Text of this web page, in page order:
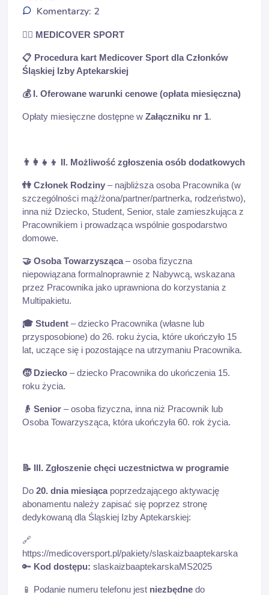
Komentarzy: 2
🏋️‍♂️ MEDICOVER SPORT
📋 Procedura kart Medicover Sport dla Członków
Śląskiej Izby Aptekarskiej
💰I. Oferowane warunki cenowe (opłata miesięczna)
Opłaty miesięczne dostępne w Załączniku nr 1.
👨‍👩‍👧‍👦 II. Możliwość zgłoszenia osób dodatkowych
👫 Członek Rodziny – najbliższa osoba Pracownika (w
szczególności mąż/żona/partner/partnerka, rodzeństwo),
inna niż Dziecko, Student, Senior, stale zamieszkująca z
Pracownikiem i prowadząca wspólnie gospodarstwo
domowe.
🤝 Osoba Towarzysząca– osoba fizyczna
niepowiązana formalnoprawnie z Nabywcą, wskazana
przez Pracownika jako uprawniona do korzystania z
Multipakietu.
🎓 Student – dziecko Pracownika (własne lub
przysposobione) do 26. roku życia, które ukończyło 15
lat, uczące się i pozostające na utrzymaniu Pracownika.
🧒Dziecko – dziecko Pracownika do ukończenia 15.
roku życia.
👴 Senior – osoba fizyczna, inna niż Pracownik lub
Osoba Towarzysząca, która ukończyła 60. rok życia.
📝 III. Zgłoszenie chęci uczestnictwa w programie
Do 20. dnia miesiącapoprzedzającego aktywację
abonamentu należy zapisać się poprzez stronę
dedykowaną dla Śląskiej Izby Aptekarskiej:
🔗
https://medicoversport.pl/pakiety/slaskaizbaaptekarska
🔑 Kod dostępu: slaskaizbaaptekarskaMS2025
📱 Podanie numeru telefonu jest niezbędne do